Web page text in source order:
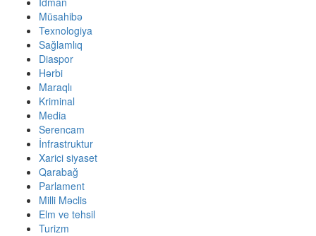
Müsahibə
Texnologiya
Sağlamlıq
Diaspor
Hərbi
Maraqlı
Kriminal
Media
Serencam
İnfrastruktur
Xarici siyaset
Qarabağ
Parlament
Milli Məclis
Elm ve tehsil
Turizm